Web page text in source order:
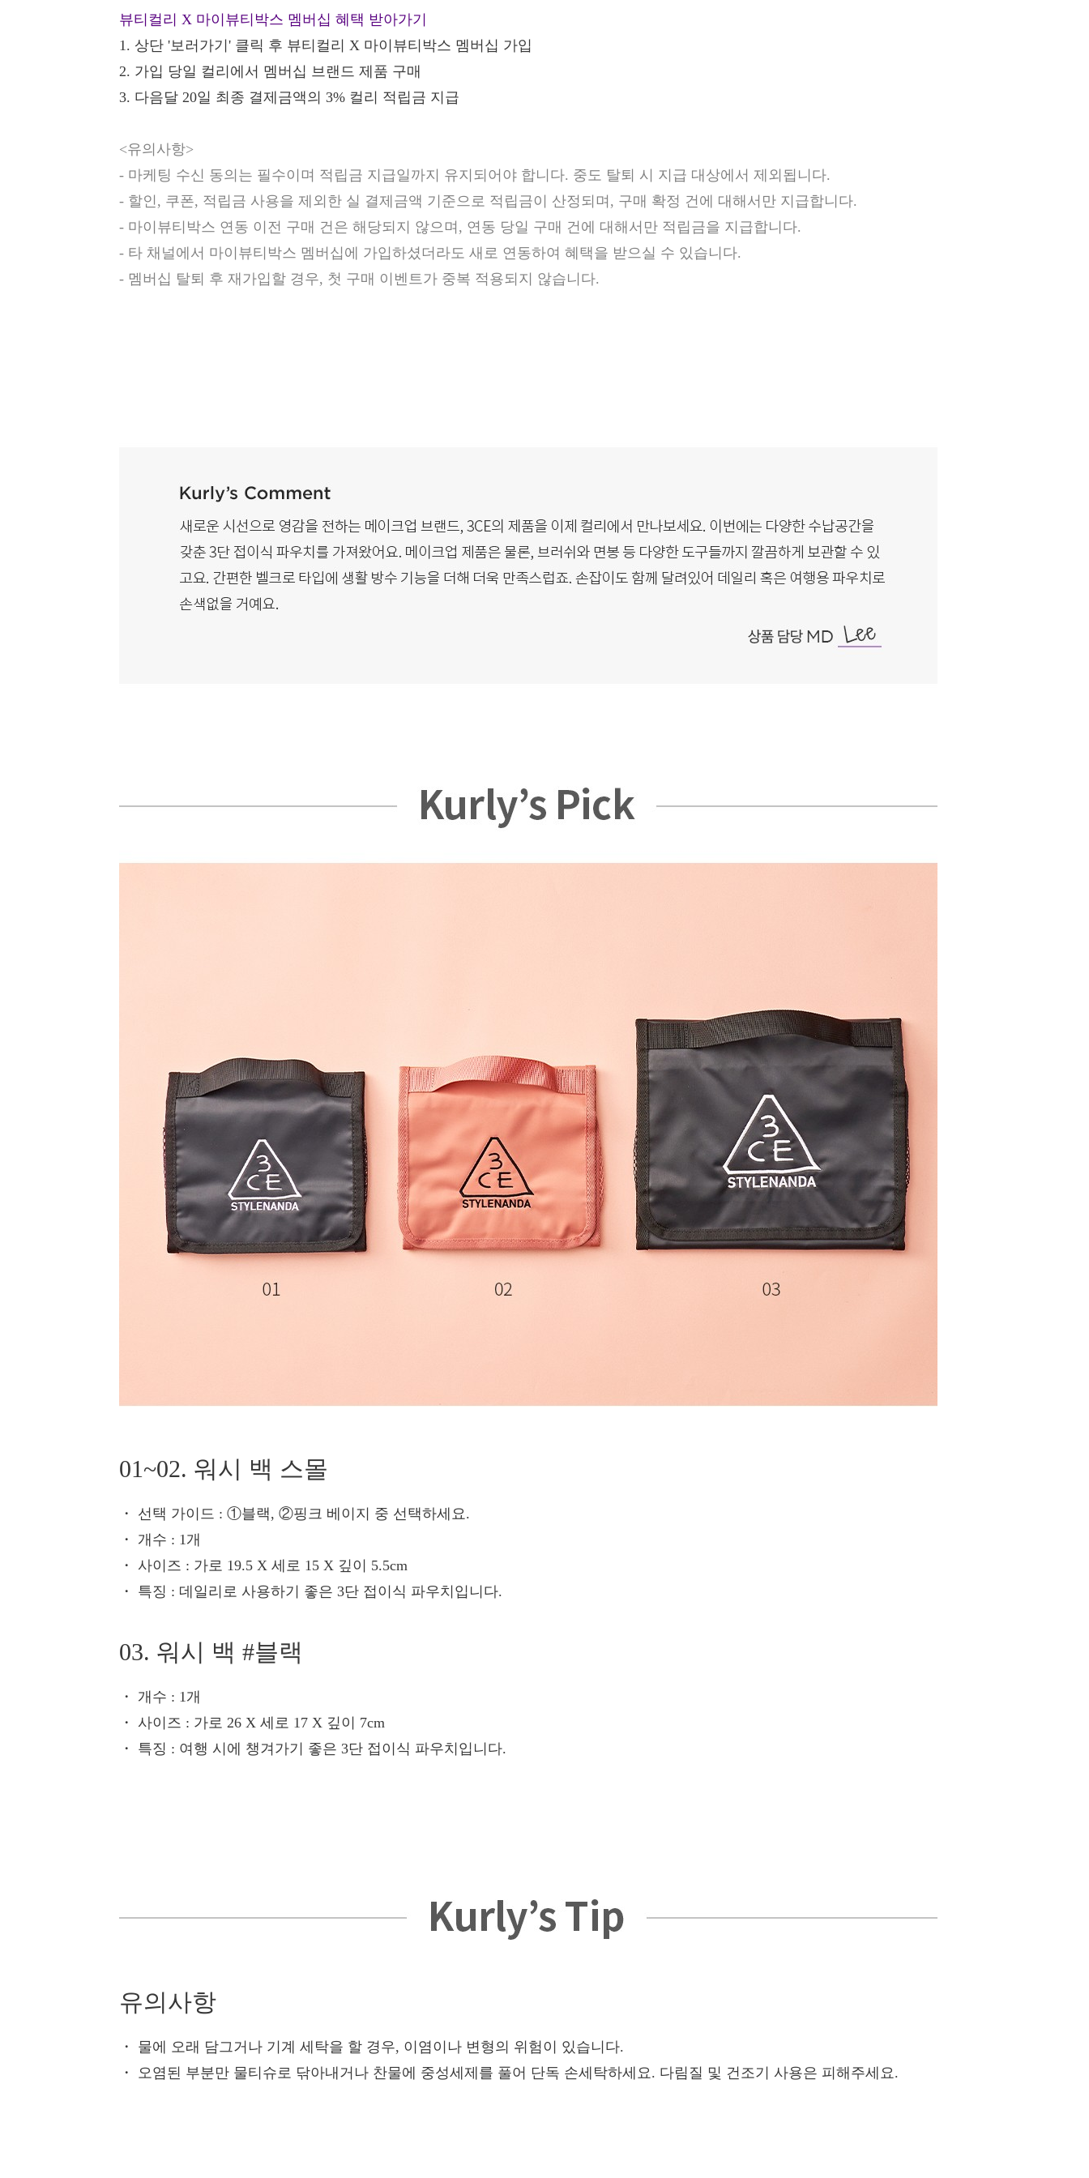
뷰티컬리 X 마이뷰티박스 멤버십 혜택 받아가기
1. 상단 '보러가기' 클릭 후 뷰티컬리 X 마이뷰티박스 멤버십 가입
2. 가입 당일 컬리에서 멤버십 브랜드 제품 구매
3. 다음달 20일 최종 결제금액의 3% 컬리 적립금 지급
<유의사항>
- 마케팅 수신 동의는 필수이며 적립금 지급일까지 유지되어야 합니다. 중도 탈퇴 시 지급 대상에서 제외됩니다.
- 할인, 쿠폰, 적립금 사용을 제외한 실 결제금액 기준으로 적립금이 산정되며, 구매 확정 건에 대해서만 지급합니다.
- 마이뷰티박스 연동 이전 구매 건은 해당되지 않으며, 연동 당일 구매 건에 대해서만 적립금을 지급합니다.
- 타 채널에서 마이뷰티박스 멤버십에 가입하셨더라도 새로 연동하여 혜택을 받으실 수 있습니다.
- 멤버십 탈퇴 후 재가입할 경우, 첫 구매 이벤트가 중복 적용되지 않습니다.
01~02. 워시 백 스몰
・ 선택 가이드 : ①블랙, ②핑크 베이지 중 선택하세요.
・ 개수 : 1개
・ 사이즈 : 가로 19.5 X 세로 15 X 깊이 5.5cm
・ 특징 : 데일리로 사용하기 좋은 3단 접이식 파우치입니다.
03. 워시 백 #블랙
・ 개수 : 1개
・ 사이즈 : 가로 26 X 세로 17 X 깊이 7cm
・ 특징 : 여행 시에 챙겨가기 좋은 3단 접이식 파우치입니다.
유의사항
・
물에 오래 담그거나 기계 세탁을 할 경우, 이염이나 변형의 위험이 있습니다.
・
오염된 부분만 물티슈로 닦아내거나 찬물에 중성세제를 풀어 단독 손세탁하세요. 다림질 및 건조기 사용은 피해주세요.